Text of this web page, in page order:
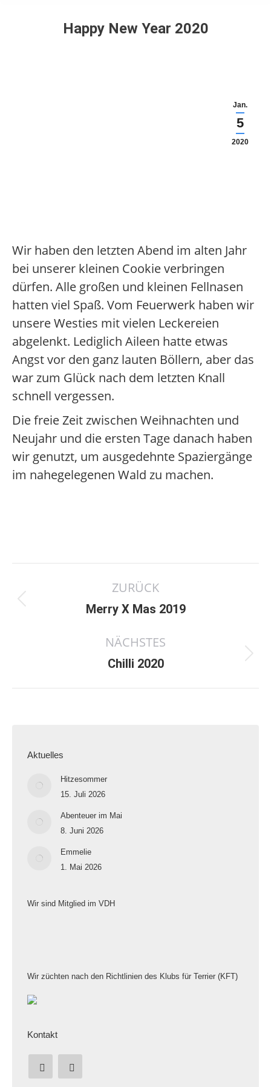
Happy New Year 2020
Jan.
5
2020
Wir haben den letzten Abend im alten Jahr
bei unserer kleinen Cookie verbringen
dürfen. Alle großen und kleinen Fellnasen
hatten viel Spaß. Vom Feuerwerk haben wir
unsere Westies mit vielen Leckereien
abgelenkt. Lediglich Aileen hatte etwas
Angst vor den ganz lauten Böllern, aber das
war zum Glück nach dem letzten Knall
schnell vergessen.
Die freie Zeit zwischen Weihnachten und
Neujahr und die ersten Tage danach haben
wir genutzt, um ausgedehnte Spaziergänge
im nahegelegenen Wald zu machen.
Kommentarnavigation
ZURÜCK
Vorheriger
Merry X Mas 2019
NÄCHSTES
Nächster
Chilli 2020
Aktuelles
Hitzesommer
15. Juli 2026
Abenteuer im Mai
8. Juni 2026
Emmelie
1. Mai 2026
Wir sind Mitglied im VDH
Wir züchten nach den Richtlinien des Klubs für Terrier (KFT)
Kontakt